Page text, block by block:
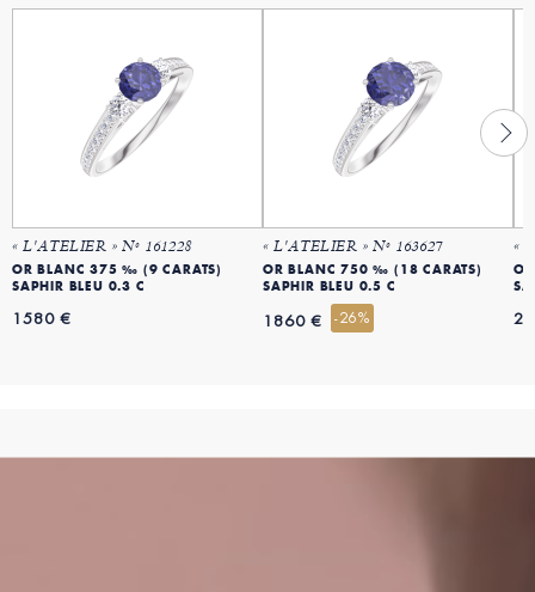
« L'ATELIER » Nº 161228
OR BLANC 375 ‰ (9 CARATS)
SAPHIR BLEU 0.3 C
1580 €
« L'ATELIER » Nº 163627
OR BLANC 750 ‰ (18 CARATS)
SAPHIR BLEU 0.5 C
1860 € -26%
«